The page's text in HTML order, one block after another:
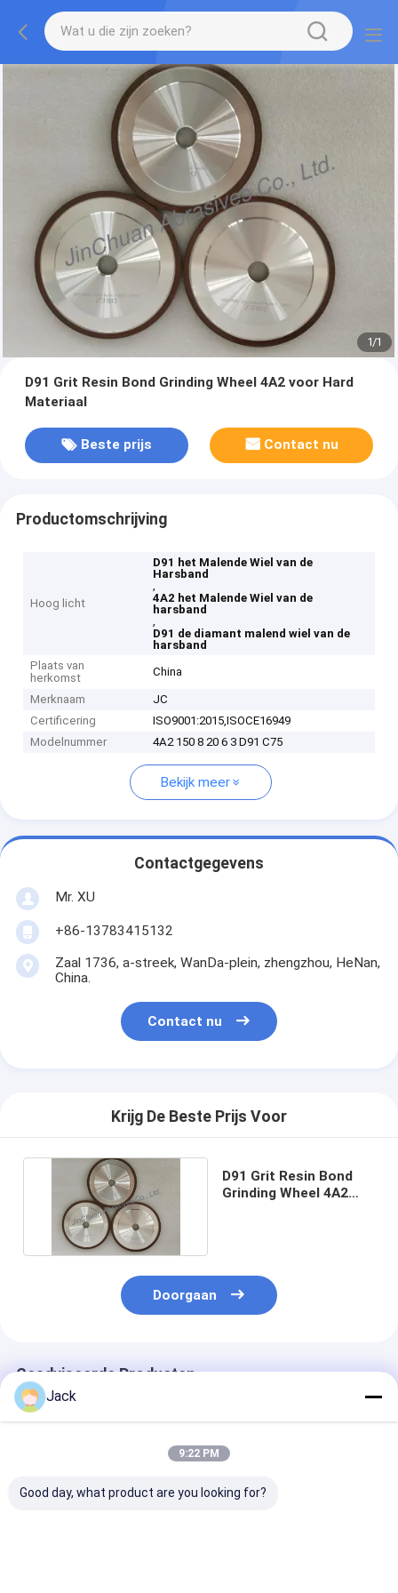
1/1
D91 Grit Resin Bond Grinding Wheel 4A2 voor Hard
Materiaal
Beste prijs Contact nu
Productomschrijving
Hoog licht
D91 het Malende Wiel van de
Harsband
,
4A2 het Malende Wiel van de
harsband
,
D91 de diamant malend wiel van de
harsband
Plaats van
herkomst
China
Merknaam
JC
Certificering
ISO9001:2015,ISOCE16949
Modelnummer
4A2 150 8 20 6 3 D91 C75
Bekijk meer
Contactgegevens
Mr. XU
+86-13783415132
Zaal 1736, a-streek, WanDa-plein, zhengzhou, HeNan,
China.
Contact nu
Krijg De Beste Prijs Voor
D91 Grit Resin Bond
Grinding Wheel 4A2
Doorgaan
Geadviseerde Producten
Jack
9:22 PM
Good day, what product are you looking for?